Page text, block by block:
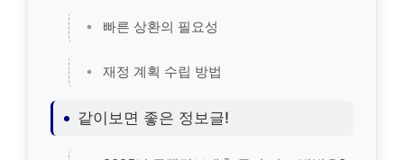
빠른 상환의 필요성
재정 계획 수립 방법
같이보면 좋은 정보글!